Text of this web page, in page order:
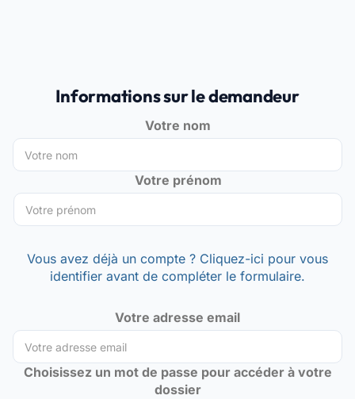
Informations sur le demandeur
Votre nom
Votre prénom
Vous avez déjà un compte ? Cliquez-ici pour vous
identifier avant de compléter le formulaire.
Votre adresse email
Choisissez un mot de passe pour accéder à votre
dossier